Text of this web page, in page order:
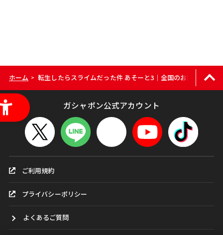
ホーム > 転生したらスライムだった件 あそーと3｜全国のお店をカンタ
ガシャポン公式アカウント
ご利用規約
プライバシーポリシー
よくあるご質問